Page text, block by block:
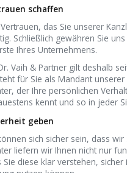
schaffen
das Sie unserer
Schließlich gewähren Sie
Ihres Unter­nehmens.
Vaih & Partner gilt deshalb
für Sie als Mandant
der Ihre persönlichen
kennt und so in jeder
geben
sich sicher sein, dass
liefern wir Ihnen nicht nur
Sie diese klar verstehen,